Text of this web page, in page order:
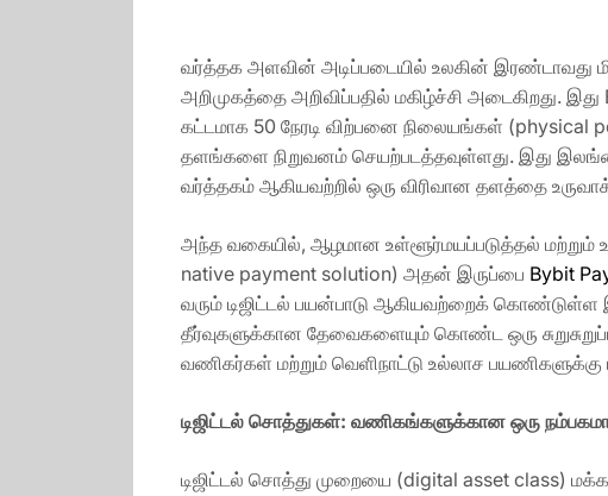
வர்த்தக அளவின் அடிப்படையில் உலகின் இரண்டாவது
அறிமுகத்தை அறிவிப்பதில் மகிழ்ச்சி அடைகிறது.
கட்டமாக 50 நேரடி விற்பனை நிலையங்கள்
தளங்களை நிறுவனம் செயற்படத்தவுள்ளது. இது
வர்த்தகம் ஆகியவற்றில் ஒரு விரிவான தளத்தை
அந்த வகையில், ஆழமான உள்ளூர்மயப்படுத்தல் மற்றும்
native payment solution) அதன் இருப்பை Bybit
வரும் டிஜிட்டல் பயன்பாடு ஆகியவற்றைக் கொண்டுள்ள
தீர்வுகளுக்கான தேவைகளையும் கொண்ட ஒரு
வணிகர்கள் மற்றும் வெளிநாட்டு உல்லாச
டிஜிட்டல் சொத்துகள்: வணிகங்களுக்கான ஒரு
டிஜிட்டல் சொத்து முறையை (digital asset class)